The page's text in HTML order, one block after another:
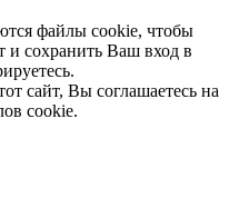
файлы cookie, чтобы
и сохранить Ваш вход в
сайт, Вы соглашаетесь на
cookie.